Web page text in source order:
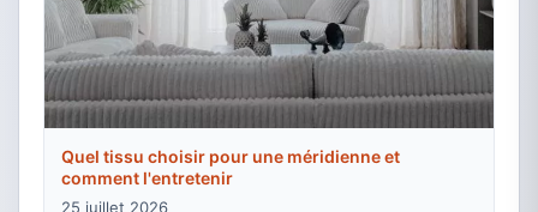
Quel tissu choisir pour une méridienne et
comment l'entretenir
25 juillet 2026